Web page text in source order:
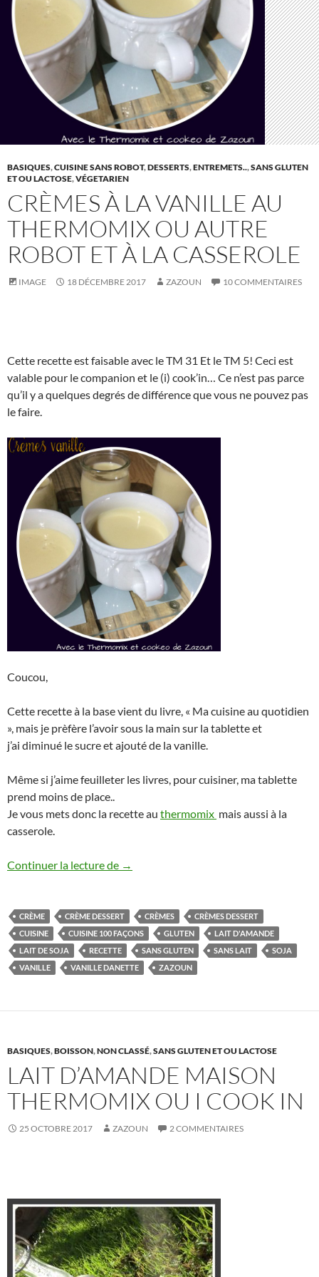
BASIQUES,CUISINE SANS ROBOT,DESSERTS,ENTREMETS..,SANS GLUTEN
ET OU LACTOSE,VÉGETARIEN
CRÈMES À LA VANILLE AU
THERMOMIX OU AUTRE
ROBOT ET À LA CASSEROLE
IMAGE 18 DÉCEMBRE 2017 ZAZOUN 10 COMMENTAIRES
Cette recette est faisable avec le TM 31 Et le TM 5! Ceci est
valable pour le companion et le (i) cook’in… Ce n’est pas parce
qu’il y a quelques degrés de différence que vous ne pouvez pas
le faire.
Coucou,
Cette recette à la base vient du livre, « Ma cuisine au quotidien
», mais je prèfère l’avoir sous la main sur la tablette et
j’ai diminué le sucre et ajouté de la vanille.
Même si j’aime feuilleter les livres, pour cuisiner, ma tablette
prend moins de place..
Je vous mets donc la recette au thermomix mais aussi à la
casserole.
Continuer la lecture de Crèmes à la vanille au Thermomix ou
→
CRÈME CRÈME DESSERT CRÈMES
CRÈMES DESSERT
CUISINE
CUISINE 100 FAÇONS GLUTEN
LAIT D'AMANDE
LAIT DE SOJA
RECETTE SANS GLUTEN SANS LAIT
SOJA
VANILLE
VANILLE DANETTE ZAZOUN
BASIQUES,BOISSON,NON CLASSÉ,SANS GLUTEN ET OU LACTOSE
LAIT D’AMANDE MAISON
THERMOMIX OU I COOK IN
25 OCTOBRE 2017 ZAZOUN 2 COMMENTAIRES